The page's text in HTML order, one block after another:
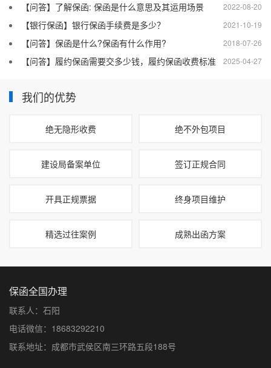
2022-08-20
【问答】了解保函: 保函是什么意思及其运用场景
2021-10-19
【银行保函】银行保函手续费是多少？
2018-07-26
【问答】保函是什么?保函有什么作用?
2025-04-27
【问答】履约保函需要交多少钱，履约保函收费标准
我们的优势
绝无隐形收费 绝不外包项目
建设局备案单位 签订正规合同
开具正规票据 终身项目维护
精选过往案例 成熟出函方案
保函全国办理
联系人：石阳
电话微信：18683292210
联系地址：成都市武侯区南三环路五段188号